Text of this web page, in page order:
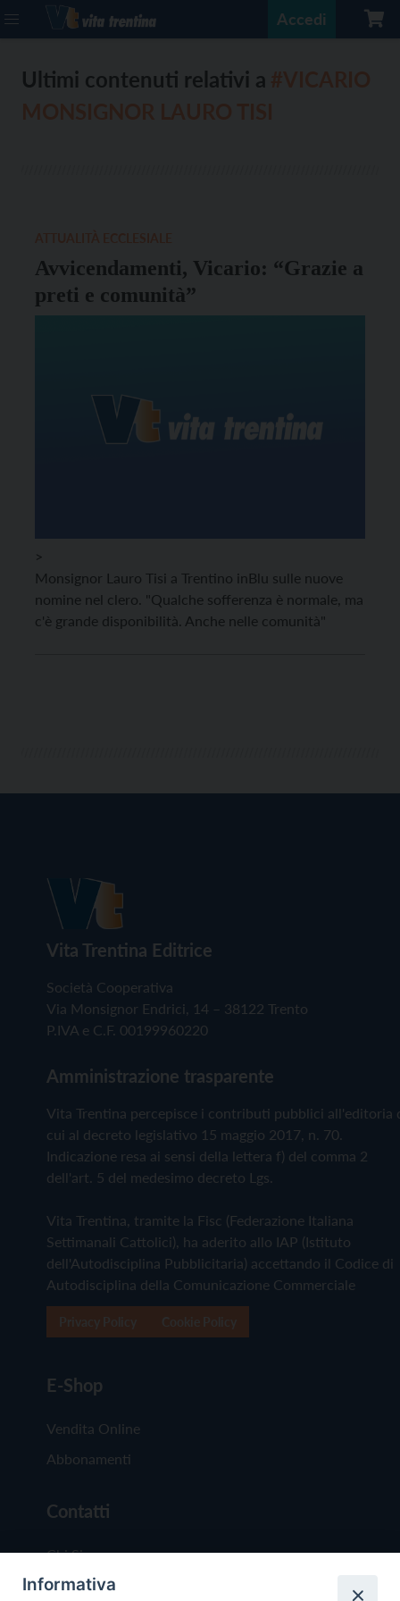
Accedi
Ultimi contenuti relativi a
Avvicendamenti, Vicario: “Grazie a
preti e comunità”
>
Monsignor Lauro Tisi a Trentino inBlu sulle nuove
nomine nel clero. "Qualche sofferenza è normale, ma
c'è grande disponibilità. Anche nelle comunità"
Vita Trentina Editrice
Società Cooperativa
Via Monsignor Endrici, 14 – 38122 Trento
P.IVA e C.F. 00199960220
Amministrazione trasparente
Vita Trentina percepisce i contributi pubblici all'editoria
cui al decreto legislativo 15 maggio 2017, n. 70.
Indicazione resa ai sensi della lettera f) del comma 2
dell'art. 5 del medesimo decreto Lgs.
Vita Trentina, tramite la Fisc (Federazione Italiana
Settimanali Cattolici), ha aderito allo IAP (Istituto
dell'Autodisciplina Pubblicitaria) accettando il Codice di
Autodisciplina della Comunicazione Commerciale
E-Shop
Vendita Online
Abbonamenti
Contatti
Chi Siamo
Redazione
Informativa